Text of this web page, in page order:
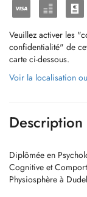
Veuillez activer les
confidentialité" de
carte ci-dessous.
Voir la localisation
Description
Diplômée en
Cognitive et
Physiosphère à